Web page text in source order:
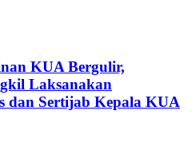
KUA Bergulir,
Laksanakan
dan Sertijab Kepala KUA